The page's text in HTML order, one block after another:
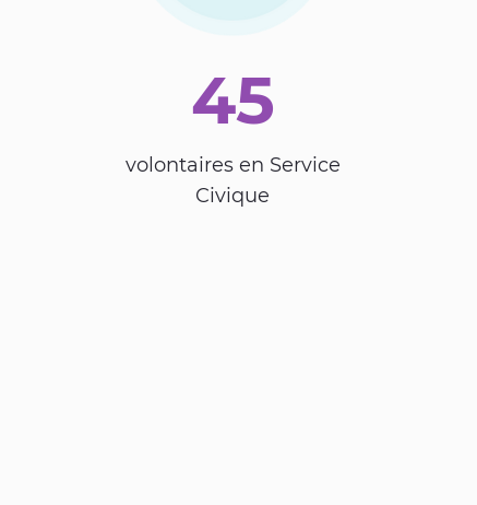
45
volontaires en Service
Civique